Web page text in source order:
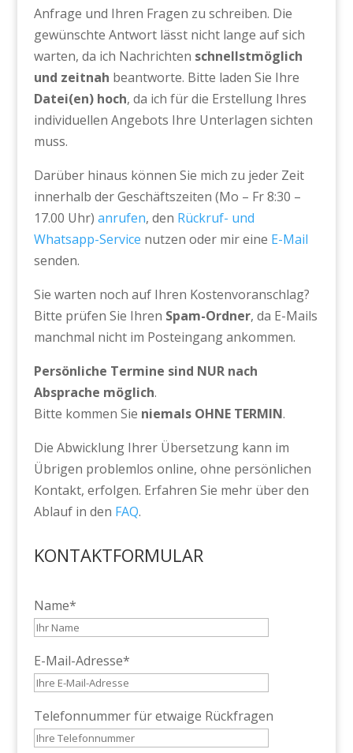
Anfrage und Ihren Fragen zu schreiben. Die
gewünschte Antwort lässt nicht lange auf sich
warten, da ich Nachrichten schnellstmöglich
und zeitnah beantworte. Bitte laden Sie Ihre
Datei(en) hoch, da ich für die Erstellung Ihres
individuellen Angebots Ihre Unterlagen sichten
muss.
Darüber hinaus können Sie mich zu jeder Zeit
innerhalb der Geschäftszeiten (Mo – Fr 8:30 –
17.00 Uhr) anrufen, den Rückruf- und
Whatsapp-Service nutzen oder mir eine E-Mail
senden.
Sie warten noch auf Ihren Kostenvoranschlag?
Bitte prüfen Sie Ihren Spam-Ordner, da E-Mails
manchmal nicht im Posteingang ankommen.
Persönliche Termine sind NUR nach
Absprache möglich.
Bitte kommen Sie niemals OHNE TERMIN.
Die Abwicklung Ihrer Übersetzung kann im
Übrigen problemlos online, ohne persönlichen
Kontakt, erfolgen. Erfahren Sie mehr über den
Ablauf in den FAQ.
KONTAKTFORMULAR
Name*
E-Mail-Adresse*
Telefonnummer für etwaige Rückfragen